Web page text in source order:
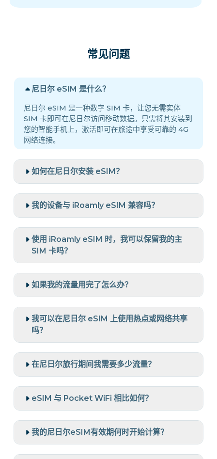
常见问题
尼日尔 eSIM 是什么？
尼日尔 eSIM 是一种数字 SIM 卡，让您无需实体
SIM 卡即可在尼日尔访问移动数据。只需将其安装到
您的智能手机上，激活即可在旅途中享受可靠的 4G
网络连接。
如何在尼日尔安装 eSIM？
我的设备与 iRoamly eSIM 兼容吗？
使用 iRoamly eSIM 时，我可以保留我的主
SIM 卡吗？
如果我的流量用完了怎么办？
我可以在尼日尔 eSIM 上使用热点或网络共享
吗？
在尼日尔旅行期间我需要多少流量？
eSIM 与 Pocket WiFi 相比如何？
我的尼日尔eSIM有效期何时开始计算？